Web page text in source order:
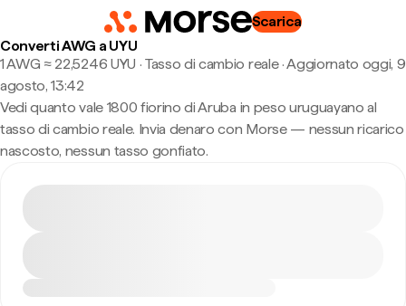
Scarica
Converti AWG a UYU
1 AWG ≈ 22,5246 UYU · Tasso di cambio reale·Aggiornato oggi, 9
agosto, 13:42
Vedi quanto vale 1800 fiorino di Aruba in peso uruguayano al
tasso di cambio reale. Invia denaro con Morse — nessun ricarico
nascosto, nessun tasso gonfiato.